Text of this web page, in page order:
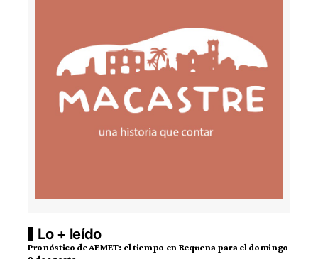
Lo + leído
Pronóstico de AEMET: el tiempo en Requena para el domingo